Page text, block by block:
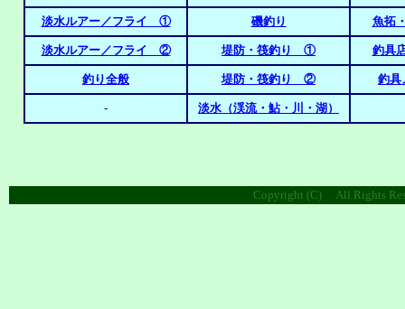
淡水ルアー／フライ ① 磯釣り 魚拓
淡水ルアー／フライ ② 堤防・筏釣り ① 釣具
釣り全般 堤防・筏釣り ② 釣具
- 淡水（渓流・鮎・川・湖）
Copyright (C) All Rights